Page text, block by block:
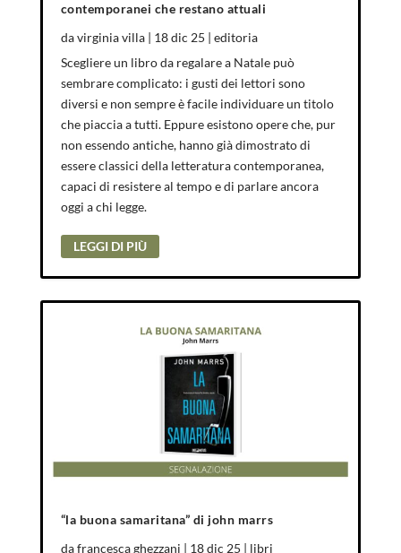
contemporanei che restano attuali
davirginia villa| 18 dic 25 | editoria
Scegliere un libro da regalare a Natale può
sembrare complicato: i gusti dei lettori sono
diversi e non sempre è facile individuare un titolo
che piaccia a tutti. Eppure esistono opere che, pur
non essendo antiche, hanno già dimostrato di
essere classici della letteratura contemporanea,
capaci di resistere al tempo e di parlare ancora
oggi a chi legge.
LEGGI DI PIÙ
“la buona samaritana” di john marrs
dafrancesca ghezzani | 18 dic 25 | libri